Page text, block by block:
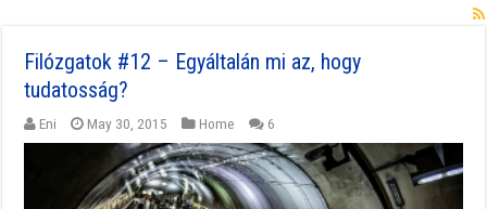
Filózgatok #12 – Egyáltalán mi az, hogy
tudatosság?
Eni May 30, 2015 Home 6